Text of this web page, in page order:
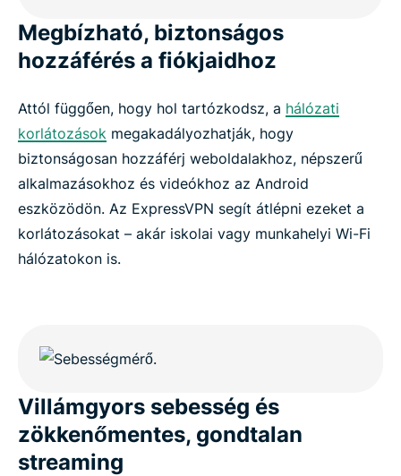
Megbízható, biztonságos
hozzáférés a fiókjaidhoz
Attól függően, hogy hol tartózkodsz, a hálózati
korlátozások megakadályozhatják, hogy
biztonságosan hozzáférj weboldalakhoz, népszerű
alkalmazásokhoz és videókhoz az Android
eszközödön. Az ExpressVPN segít átlépni ezeket a
korlátozásokat – akár iskolai vagy munkahelyi Wi-Fi
hálózatokon is.
Villámgyors sebesség és
zökkenőmentes, gondtalan
streaming